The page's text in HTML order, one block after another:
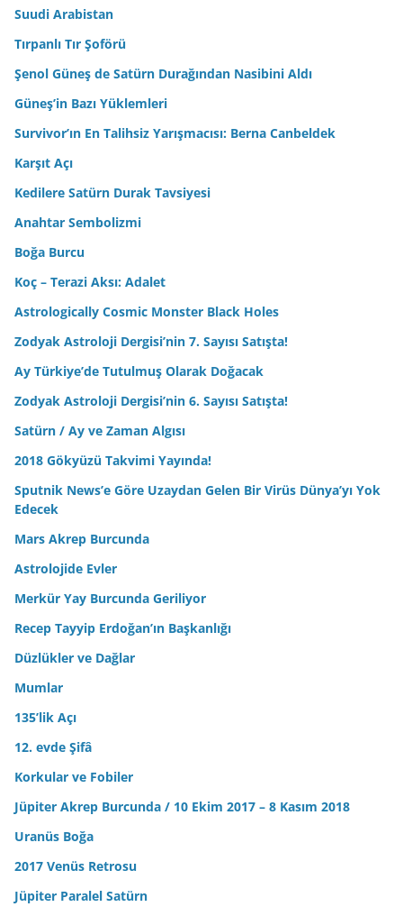
Suudi Arabistan
Tırpanlı Tır Şoförü
Şenol Güneş de Satürn Durağından Nasibini Aldı
Güneş’in Bazı Yüklemleri
Survivor’ın En Talihsiz Yarışmacısı: Berna Canbeldek
Karşıt Açı
Kedilere Satürn Durak Tavsiyesi
Anahtar Sembolizmi
Boğa Burcu
Koç – Terazi Aksı: Adalet
Astrologically Cosmic Monster Black Holes
Zodyak Astroloji Dergisi’nin 7. Sayısı Satışta!
Ay Türkiye’de Tutulmuş Olarak Doğacak
Zodyak Astroloji Dergisi’nin 6. Sayısı Satışta!
Satürn / Ay ve Zaman Algısı
2018 Gökyüzü Takvimi Yayında!
Sputnik News’e Göre Uzaydan Gelen Bir Virüs Dünya’yı Yok
Edecek
Mars Akrep Burcunda
Astrolojide Evler
Merkür Yay Burcunda Geriliyor
Recep Tayyip Erdoğan’ın Başkanlığı
Düzlükler ve Dağlar
Mumlar
135’lik Açı
12. evde Şifâ
Korkular ve Fobiler
Jüpiter Akrep Burcunda / 10 Ekim 2017 – 8 Kasım 2018
Uranüs Boğa
2017 Venüs Retrosu
Jüpiter Paralel Satürn